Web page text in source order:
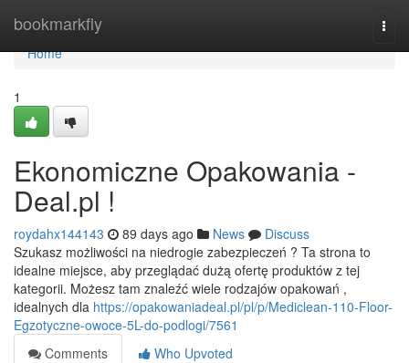
bookmarkfly
Home
Home
1
Ekonomiczne Opakowania -
Deal.pl !
roydahx144143 89 days ago News
Discuss
Szukasz możliwości na niedrogie zabezpieczeń ? Ta strona to
idealne miejsce, aby przeglądać dużą ofertę produktów z tej
kategorii. Możesz tam znaleźć wiele rodzajów opakowań ,
idealnych dla https://opakowaniadeal.pl/pl/p/Mediclean-110-Floor-
Egzotyczne-owoce-5L-do-podlogi/7561
Comments
Who Upvoted